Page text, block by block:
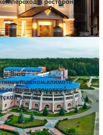
переход в ресторан
Вита
климате
установкой,
зоной
Крытый бассейн SPA
на выбранные даты
вариант